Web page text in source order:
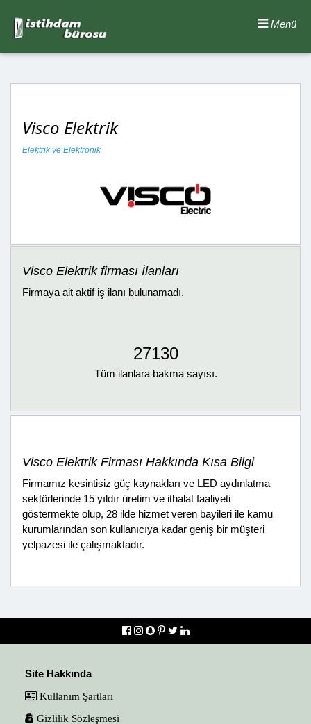
Menü
Visco Elektrik
Elektrik ve Elektronik
Visco Elektrik firması İlanları
Firmaya ait aktif iş ilanı bulunamadı.
27130
Tüm ilanlara bakma sayısı.
Visco Elektrik Firması Hakkında Kısa Bilgi
Firmamız kesintisiz güç kaynakları ve LED aydınlatma
sektörlerinde 15 yıldır üretim ve ithalat faaliyeti
göstermekte olup, 28 ilde hizmet veren bayileri ile kamu
kurumlarından son kullanıcıya kadar geniş bir müşteri
yelpazesi ile çalışmaktadır.
Site Hakkında
Kullanım Şartları
Gizlilik Sözleşmesi